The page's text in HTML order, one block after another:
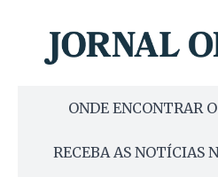
ONDE ENCONTRAR
RECEBA AS NOTÍCIAS